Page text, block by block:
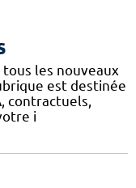
les nouveaux
est destinée
contractuels,
i